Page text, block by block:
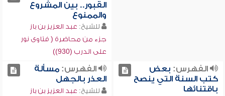
القبور.. بين المشروع
والممنوع
للشيخ: عبد العزيز بن باز
جزء من محاضرة ( فتاوى نور
على الدرب (930))
الفهرس: بعض
كتب السنة التي ينصح
باقتنائها
الفهرس:مسألة
العذر بالجهل
للشيخ: عبد العزيز بن باز